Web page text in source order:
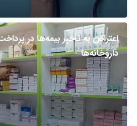
اعتراض به تأخیر بیمه‌ها در
داروخانه‌ها